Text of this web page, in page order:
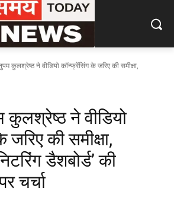
कुलश्रेष्ठ ने वीडियो कॉन्फ्रेंसिंग के जरिए की समीक्षा,
कुलश्रेष्ठ ने वीडियो
की समीक्षा,
डैशबोर्ड’ की
चर्चा